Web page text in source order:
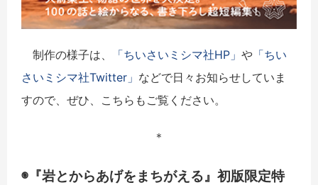
制作の様子は、 「ちいさいミシマ社HP」 や 「ちい
さいミシマ社Twitter」 などで日々お知らせしていま
すので、ぜひ、こちらもご覧ください。
＊
◉『岩とからあげをまちがえる』初版限定特